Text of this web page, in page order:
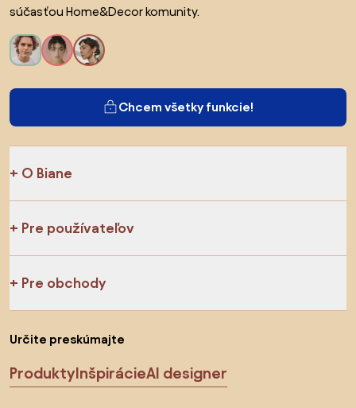
súčasťou Home&Decor komunity.
Chcem všetky funkcie!
O Biane
Pre používateľov
Pre obchody
Určite preskúmajte
ProduktyInšpirácieAI designer